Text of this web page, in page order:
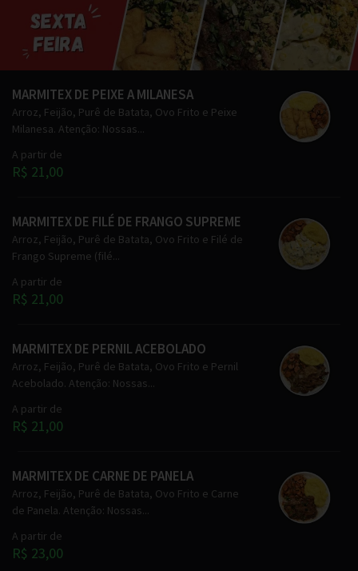
MARMITEX DE PEIXE A MILANESA
Arroz, Feijão, Purê de Batata, Ovo Frito e Peixe
Milanesa. Atenção: Nossas...
A partir de
R$ 21,00
MARMITEX DE FILÉ DE FRANGO SUPREME
Arroz, Feijão, Purê de Batata, Ovo Frito e Filé de
Frango Supreme (filé...
A partir de
R$ 21,00
MARMITEX DE PERNIL ACEBOLADO
Arroz, Feijão, Purê de Batata, Ovo Frito e Pernil
Acebolado. Atenção: Nossas...
A partir de
R$ 21,00
MARMITEX DE CARNE DE PANELA
Arroz, Feijão, Purê de Batata, Ovo Frito e Carne
de Panela. Atenção: Nossas...
A partir de
R$ 23,00